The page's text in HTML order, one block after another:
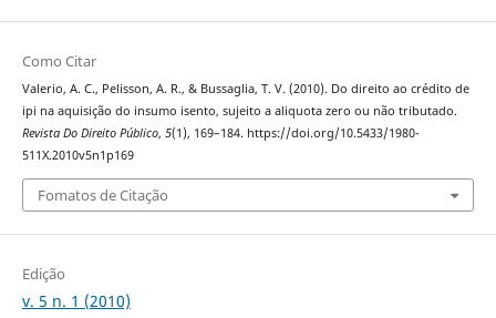
Como Citar
Valerio, A. C., Pelisson, A. R., & Bussaglia, T. V. (2010). Do direito ao crédito de
ipi na aquisição do insumo isento, sujeito a aliquota zero ou não tributado.
Revista Do Direito Público, 5(1), 169–184. https://doi.org/10.5433/1980-
511X.2010v5n1p169
Fomatos de Citação
Edição
v. 5 n. 1 (2010)